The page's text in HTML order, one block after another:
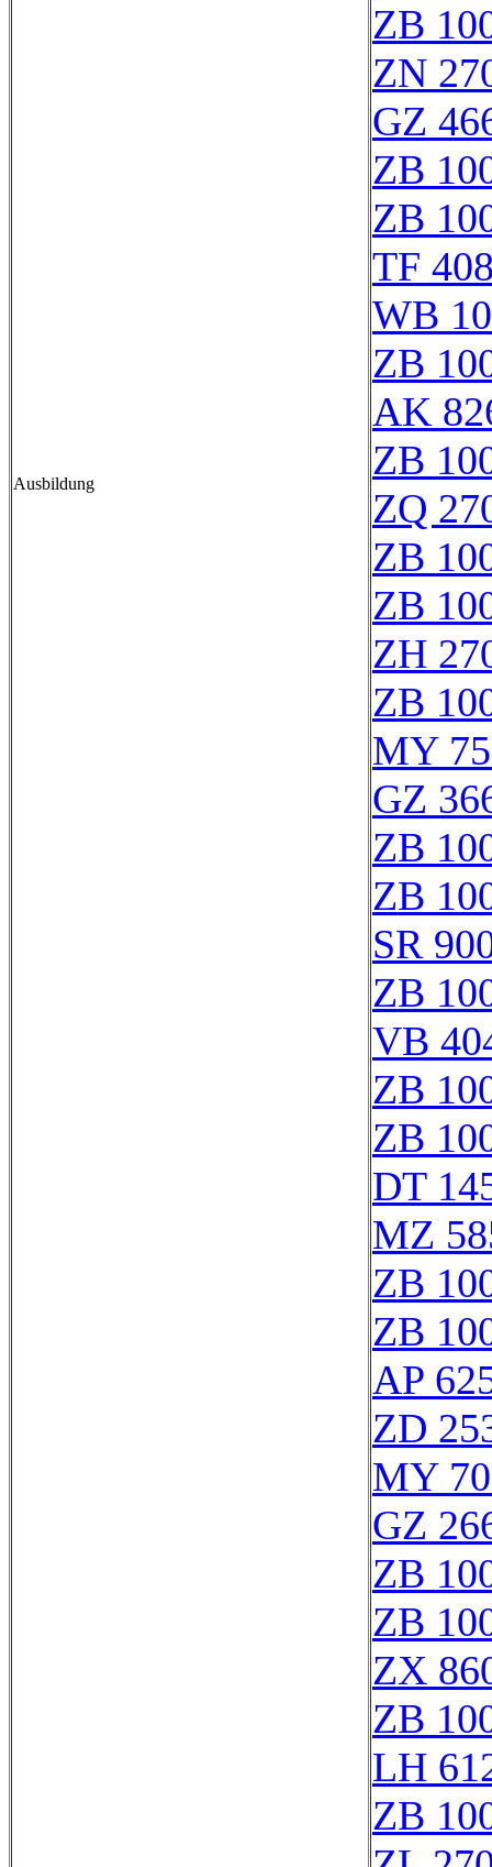
Ausbildung
ZB
ZN
GZ
ZB
ZB
TF
WB
ZB
AK
ZB
ZQ
ZB
ZB
ZH
ZB
MY
GZ
ZB
ZB
SR
ZB
VB
ZB
ZB
DT
MZ
ZB
ZB
AP
ZD
MY
GZ
ZB
ZB
ZX
ZB
LH
ZB